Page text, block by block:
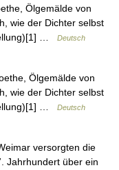
Ölgemälde von
wie der Dichter selbst
…
Deutsch
Ölgemälde von
wie der Dichter selbst
…
Deutsch
versorgten die
Jahrhundert über ein